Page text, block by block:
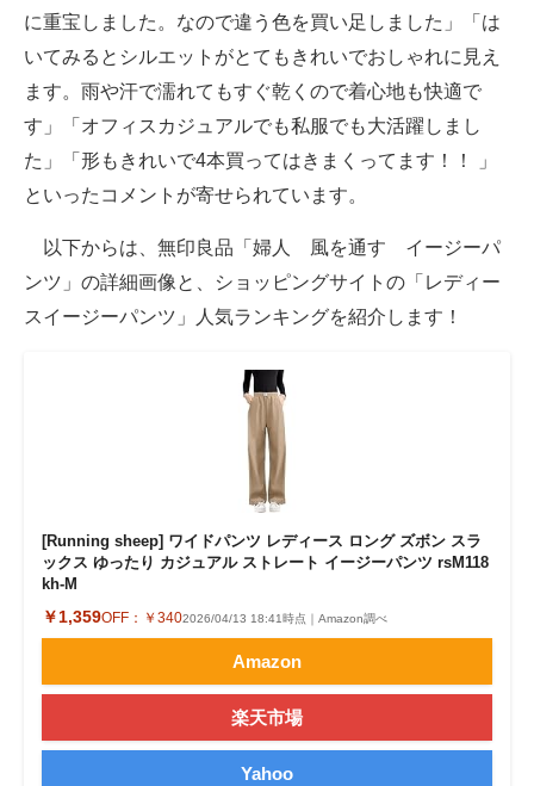
に重宝しました。なので違う色を買い足しました」「は
いてみるとシルエットがとてもきれいでおしゃれに見え
ます。雨や汗で濡れてもすぐ乾くので着心地も快適で
す」「オフィスカジュアルでも私服でも大活躍しまし
た」「形もきれいで4本買ってはきまくってます！！ 」
といったコメントが寄せられています。
以下からは、無印良品「婦人 風を通す イージーパ
ンツ」の詳細画像と、ショッピングサイトの「レディー
スイージーパンツ」人気ランキングを紹介します！
[Running sheep] ワイドパンツ レディース ロング ズボン スラ
ックス ゆったり カジュアル ストレート イージーパンツ rsM118
kh-M
￥1,359OFF： ￥3402026/04/13 18:41時点｜Amazon調べ
Amazon
楽天市場
Yahoo